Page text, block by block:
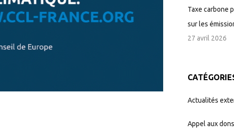
Taxe carbone
sur les
27 avril 2026
Actualités
Appel aux dons